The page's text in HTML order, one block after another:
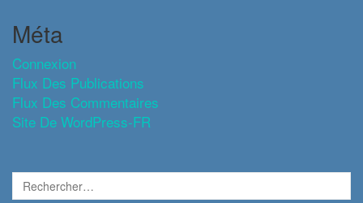
Méta
Connexion
Flux Des Publications
Flux Des Commentaires
Site De WordPress-FR